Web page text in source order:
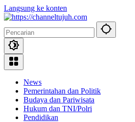
Langsung ke konten
News
Pemerintahan dan Politik
Budaya dan Pariwisata
Hukum dan TNI/Polri
Pendidikan